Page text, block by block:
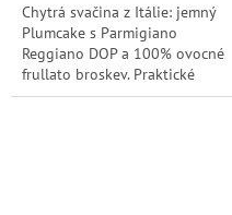
Chytrá svačina z Itálie: jemný
Plumcake s Parmigiano
Reggiano DOP a 100% ovocné
frullato broskev. Praktické
balení do školy i na výlet, které